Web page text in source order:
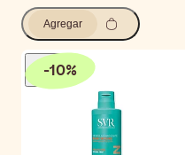
Agregar
-10%